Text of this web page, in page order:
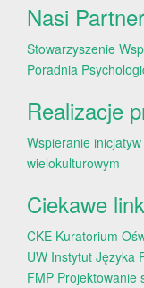
Nasi
Stowarzyszenie
Poradnia
Realizacje
Wspieranie
wielokulturowym
Ciekawe
CKE Kuratorium
UW Instytut Języka
FMP Projektowanie